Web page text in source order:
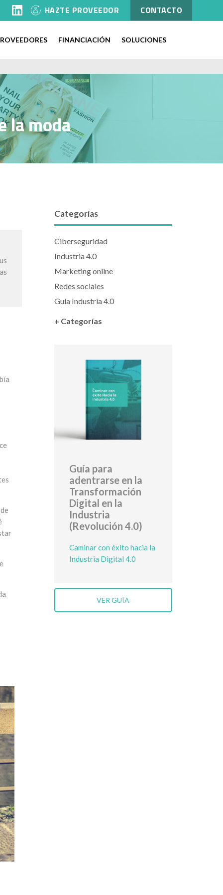
HAZTE PROVEEDOR CONTACTO
FINANCIACIÓN SOLUCIONES
la moda
Categorías
Ciberseguridad
Industria 4.0
Marketing online
Redes sociales
Guía Industria 4.0
+ Categorías
Guía para
adentrarse en la
Transformación
Digital en la
Industria
(Revolución 4.0)
Caminar con éxito hacia la
Industria Digital 4.0
VER GUÍA